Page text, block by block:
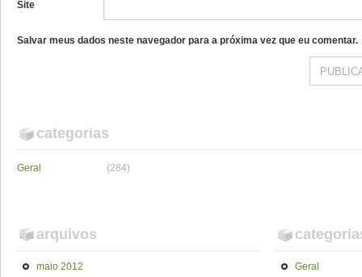
Site
Salvar meus dados neste navegador para a próxima vez que eu comentar.
categorias
Geral (284)
arquivos
maio 2012
Geral